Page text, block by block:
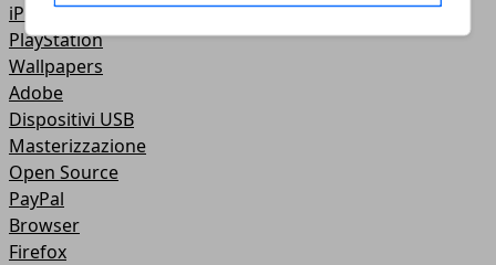
iPod
PlayStation
Wallpapers
Adobe
Dispositivi USB
Masterizzazione
Open Source
PayPal
Browser
Firefox